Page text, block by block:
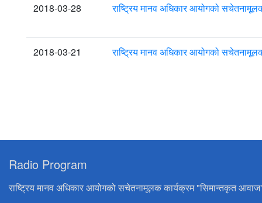
2018-03-28 राष्ट्रिय मानव अधिकार आयोगको
2018-03-21 राष्ट्रिय मानव अधिकार आयोगको
Radio Program
राष्ट्रिय मानव अधिकार आयोगको सचेतनामूलक कार्यक्रम "सिमान्तकृत